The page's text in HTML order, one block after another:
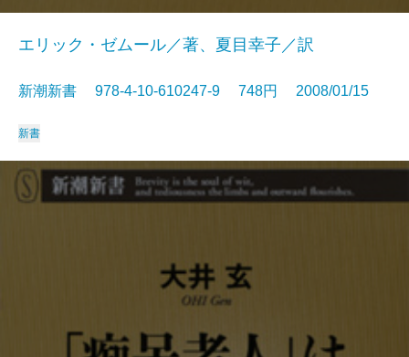
エリック・ゼムール／著、夏目幸子／訳
新潮新書 978-4-10-610247-9 748円 2008/01/15
新書